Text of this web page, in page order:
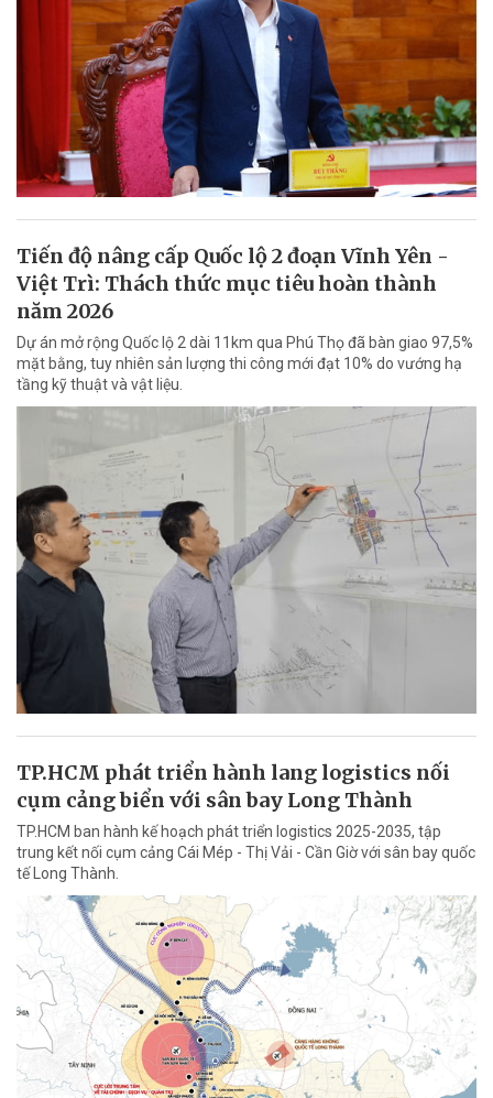
Tiến độ nâng cấp Quốc lộ 2 đoạn Vĩnh Yên -
Việt Trì: Thách thức mục tiêu hoàn thành
năm 2026
Dự án mở rộng Quốc lộ 2 dài 11km qua Phú Thọ đã bàn giao 97,5%
mặt bằng, tuy nhiên sản lượng thi công mới đạt 10% do vướng hạ
tầng kỹ thuật và vật liệu.
TP.HCM phát triển hành lang logistics nối
cụm cảng biển với sân bay Long Thành
TP.HCM ban hành kế hoạch phát triển logistics 2025-2035, tập
trung kết nối cụm cảng Cái Mép - Thị Vải - Cần Giờ với sân bay quốc
tế Long Thành.